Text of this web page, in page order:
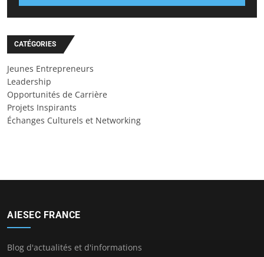
CATÉGORIES
Jeunes Entrepreneurs
Leadership
Opportunités de Carrière
Projets Inspirants
Échanges Culturels et Networking
AIESEC FRANCE
Blog d'actualités et d'informations